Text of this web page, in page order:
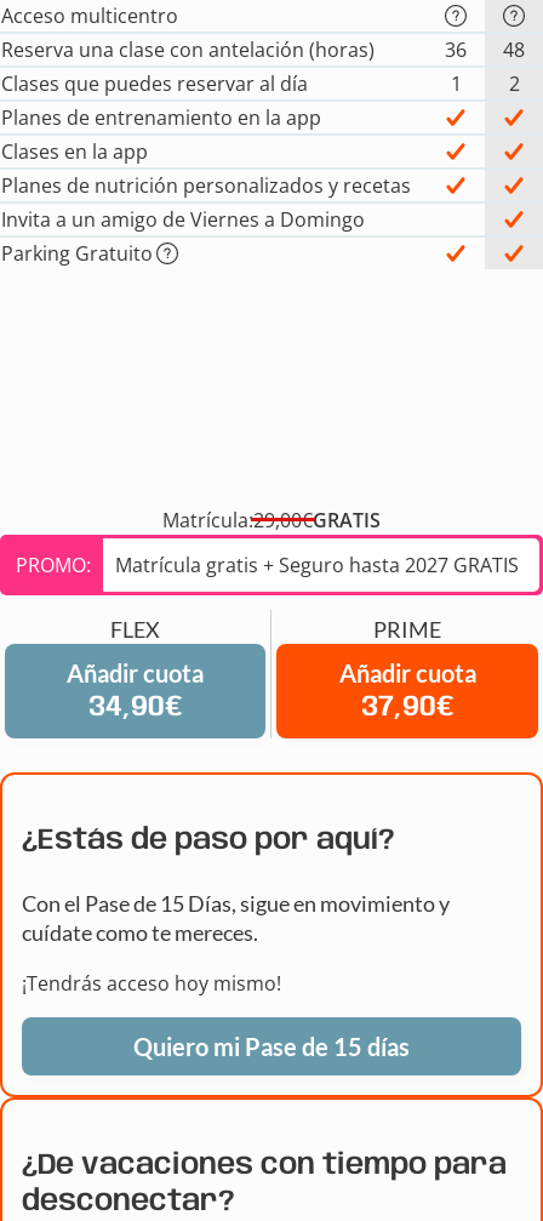
Acceso multicentro
Reserva una clase con antelación (horas)
36
48
Clases que puedes reservar al día
1
2
Planes de entrenamiento en la app
Clases en la app
Planes de nutrición personalizados y recetas
Invita a un amigo de Viernes a Domingo
Parking Gratuito
Matrícula:29,00€GRATIS
PROMO:
Matrícula gratis + Seguro hasta 2027 GRATIS
FLEX
Añadir cuota
34,90€
PRIME
Añadir cuota
37,90€
¿Estás de paso por aquí?
Con el Pase de 15 Días, sigue en movimiento y
cuídate como te mereces.
¡Tendrás acceso hoy mismo!
Quiero mi Pase de 15 días
¿De vacaciones con tiempo para
desconectar?